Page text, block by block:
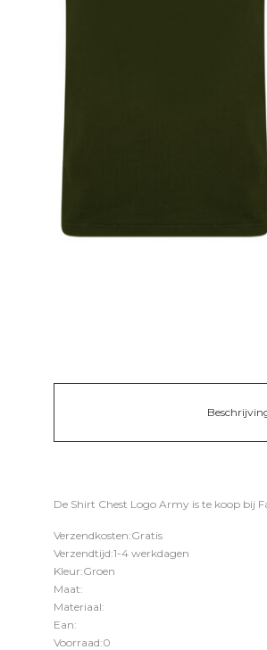
De Shirt Chest Logo Army is te koop bij
Verzendkosten:Gratis
Verzendtijd:1-4 werkdagen
Kleur:Groen
Maat:
Materiaal:
Ean:
Voorraad:0